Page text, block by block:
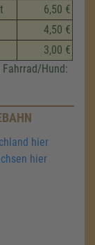
6,50 €
4,50 €
3,00 €
Hund:
hier
hier